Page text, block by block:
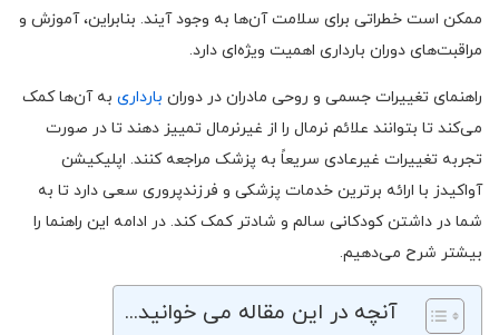
ممکن است خطراتی برای سلامت آن‌ها به وجود آیند. بنابراین، آموزش و
مراقبت‌های دوران بارداری اهمیت ویژه‌ای دارد.
راهنمای تغییرات جسمی و روحی مادران در دوران بارداری به آن‌ها کمک
می‌کند تا بتوانند علائم نرمال را از غیرنرمال تمییز دهند تا در صورت
تجربه تغییرات غیرعادی سریعاً به پزشک مراجعه کنند. اپلیکیشن
آواکیدز با ارائه برترین خدمات پزشکی و فرزندپروری سعی دارد تا به
شما در داشتن کودکانی سالم‌ و شادتر کمک کند. در ادامه این راهنما را
بیشتر شرح می‌دهیم.
آنچه در این مقاله می خوانید...